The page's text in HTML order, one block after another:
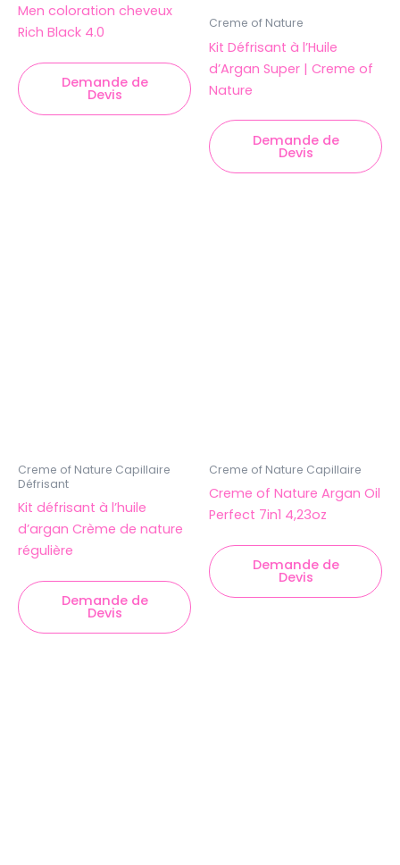
Men coloration cheveux
Rich Black 4.0
Demande de
Devis
Creme of Nature
Kit Défrisant à l’Huile
d’Argan Super | Creme of
Nature
Demande de
Devis
Creme of Nature Capillaire
Défrisant
Kit défrisant à l’huile
d’argan Crème de nature
régulière
Demande de
Devis
Creme of Nature Capillaire
Creme of Nature Argan Oil
Perfect 7in1 4,23oz
Demande de
Devis